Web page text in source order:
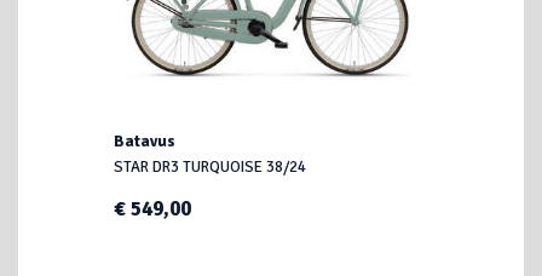
Batavus
STAR DR3 TURQUOISE 38/24
€ 549,00